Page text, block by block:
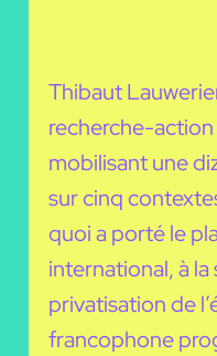
Thibaut
recherche-
mobilisant une
sur cinq
quoi a porté le
international, à
privatisation de
francophone